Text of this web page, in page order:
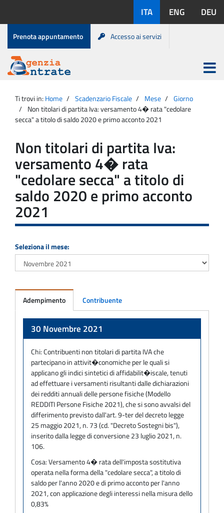
contenuto
disponibili:
ITA ENG DEU
Menu
di
servizio
Prenota appuntamento Accesso ai servizi
Agenzia
Entrate
Apri
menu
principale
Ti trovi in: Home Scadenzario Fiscale Mese
Giorno
Non titolari di partita Iva: versamento 4� rata "cedolare
secca" a titolo di saldo 2020 e primo acconto 2021
Non titolari di partita Iva:
versamento 4� rata
"cedolare secca" a titolo di
saldo 2020 e primo acconto
2021
Seleziona il mese:
Adempimento Contribuente
30 Novembre 2021
Chi:Contribuenti non titolari di partita IVA che
partecipano in attivit�conomiche per le quali si
applicano gli indici sintetici di affidabilit�iscale, tenuti
ad effettuare i versamenti risultanti dalle dichiarazioni
dei redditi annuali delle persone fisiche (Modello
REDDITI Persone Fisiche 2021), che si sono avvalsi del
differimento previsto dall'art. 9-ter del decreto legge
25 maggio 2021, n. 73 (cd. "Decreto Sostegni bis"),
inserito dalla legge di conversione 23 luglio 2021, n.
106.
Cosa:Versamento 4� rata dell'imposta sostitutiva
operata nella forma della "cedolare secca", a titolo di
saldo per l'anno 2020 e di primo acconto per l'anno
2021, con applicazione degli interessi nella misura dello
0,83%